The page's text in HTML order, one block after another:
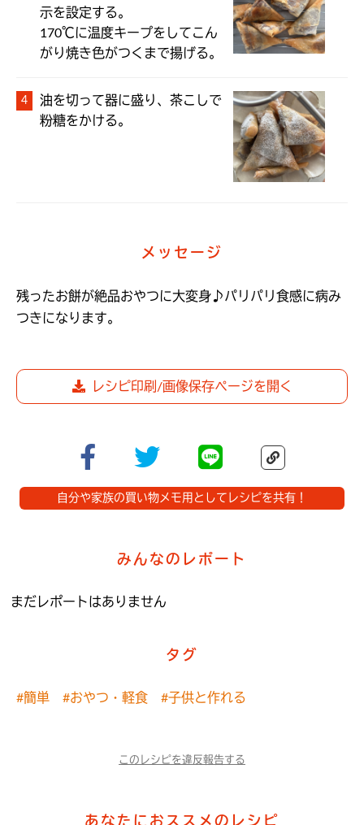
示を設定する。
170℃に温度キープをしてこん
がり焼き色がつくまで揚げる。
油を切って器に盛り、茶こしで
メッセージ
残ったお餅が絶品おやつに大変身♪パリパリ食感に病み
つきになります。
レシピ印刷/画像保存ページを開く
自分や家族の買い物メモ用としてレシピを共有！
みんなのレポート
まだレポートはありません
タグ
#簡単 #おやつ・軽食 #子供と作れる
このレシピを違反報告する
あなたにおススメのレシピ